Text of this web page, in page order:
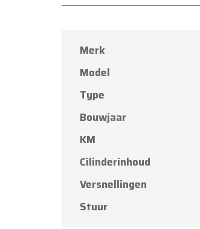
Merk
Model
Type
Bouwjaar
KM
Cilinderinhoud
Versnellingen
Stuur